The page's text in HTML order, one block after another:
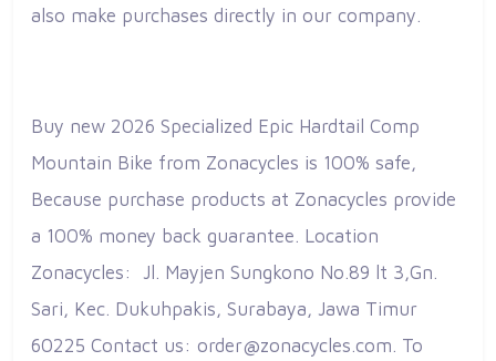
also make purchases directly in our company.
Buy new 2026 Specialized Epic Hardtail Comp
Mountain Bike from Zonacycles is 100% safe,
Because purchase products at Zonacycles provide
a 100% money back guarantee. Location
Zonacycles: Jl. Mayjen Sungkono No.89 lt 3,Gn.
Sari, Kec. Dukuhpakis, Surabaya, Jawa Timur
60225 Contact us: order@zonacycles.com. To